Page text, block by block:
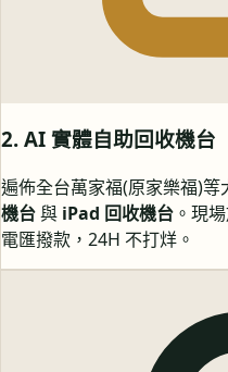
2. AI 實體自助回收機台
遍佈全台萬家福(原家樂福)等
機台與 iPad 回收機台 。現
電匯撥款，24H 不打烊。